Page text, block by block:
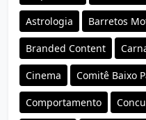
Astrologia Barretos
Branded Content
Cinema Comitê Baixo
Comportamento